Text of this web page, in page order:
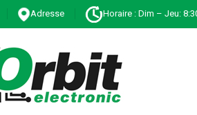
Adresse Horaire : Dim – Jeu: